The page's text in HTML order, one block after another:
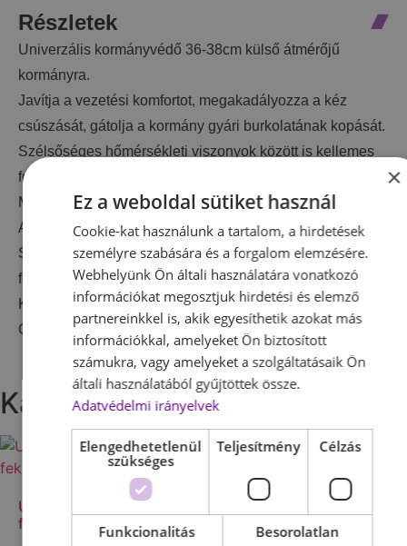
Részletek
Univerzális kormányvédő 36-38cm külső átmérőjű
kormányra.
Javítja a vezetési komfortot, megakadályozza a kéz
csúszását, gátolja a kormány gyári burkolatának kopását.
Szélsőséges hőmérsékleti viszonyok között is kellemes
fogást biztosít.
Mindig csak a megfelelő méretű kormányvédőt használja!
Anyaga: valódi bőr
Színek:
fekete-piros, fekete-zöld, fekete-kék
Kitűnő minőség!
Garancia: 1 év
Kapcsolódó termékek
Univerzális könyöklő
fekete-karbon
Autós motoros mini
kulcstartók
×
Ez a weboldal sütiket használ
Cookie-kat használunk a tartalom, a hirdetések
személyre szabására és a forgalom elemzésére.
Webhelyünk Ön általi használatára vonatkozó
információkat megosztjuk hirdetési és elemző
partnereinkkel is, akik egyesíthetik azokat más
információkkal, amelyeket Ön biztosított
számukra, vagy amelyeket a szolgáltatásaik Ön
általi használatából gyűjtöttek össze.
Adatvédelmi irányelvek
Elengedhetetlenül
szükséges
Teljesítmény Célzás
Funkcionalitás Besorolatlan